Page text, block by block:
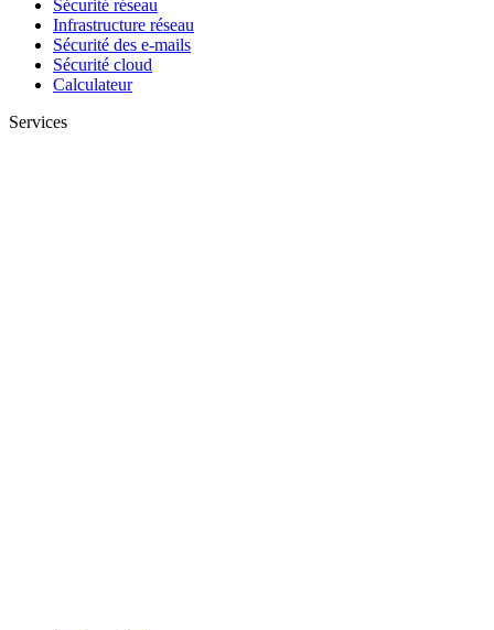
Sécurité réseau
Infrastructure réseau
Sécurité des e-mails
Sécurité cloud
Calculateur
Services